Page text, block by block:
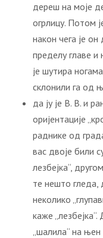
дереш на моје
огрлицу. Потом
након чега је
пределу главе и
је шутира
склонили га од
да ју је В. В. и
оријентације
раднике од
вас двоје били
лезбејка“,
те нешто гледа,
неколико
каже
„шалила“ на њен